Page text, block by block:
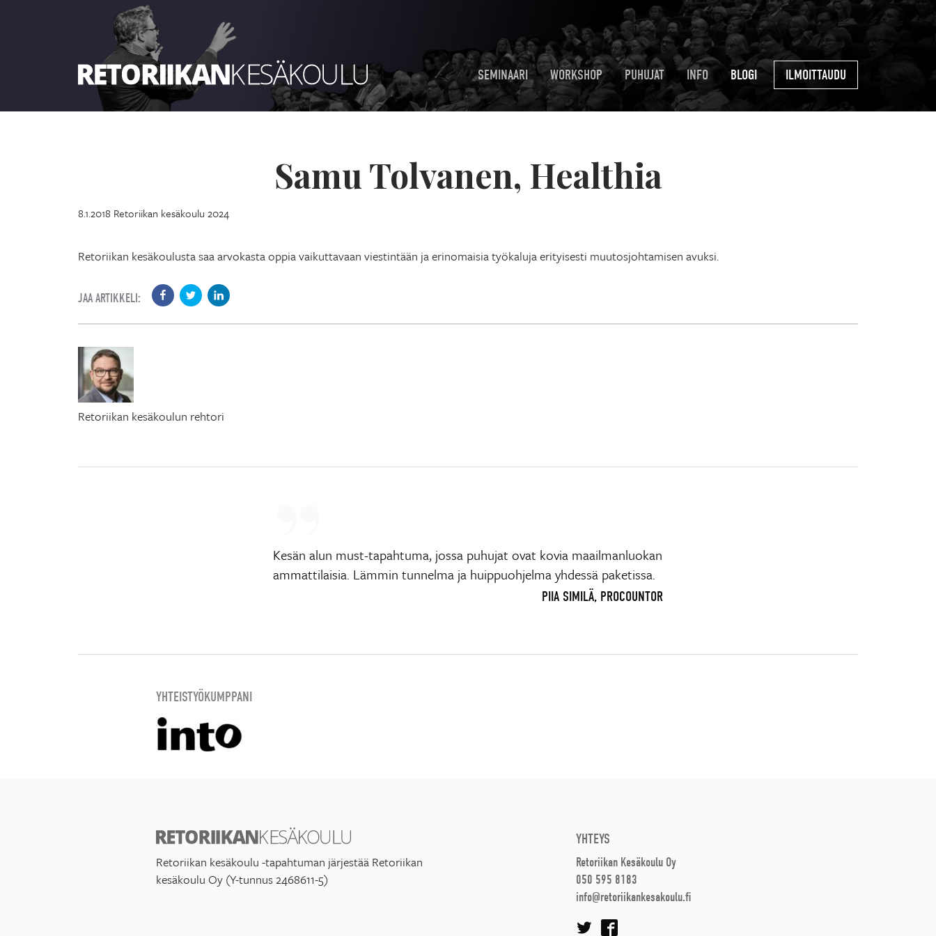
SEMINAARI WORKSHOP PUHUJAT INFO BLOGI ILMOITTAUDU
Samu Tolvanen, Healthia
8.1.2018 Retoriikan kesäkoulu 2024
Retoriikan kesäkoulusta saa arvokasta oppia vaikuttavaan viestintään ja erinomaisia työkaluja erityisesti muutosjohtamisen avuksi.
JAA ARTIKKELI:
Retoriikan kesäkoulun rehtori
Kesän alun must-tapahtuma, jossa puhujat ovat kovia maailmanluokan
ammattilaisia. Lämmin tunnelma ja huippuohjelma yhdessä paketissa.
PIIA SIMILÄ, PROCOUNTOR
YHTEISTYÖKUMPPANI
Retoriikan kesäkoulu -tapahtuman järjestää Retoriikan
kesäkoulu Oy (Y-tunnus 2468611-5)
YHTEYS
Retoriikan Kesäkoulu Oy
050 595 8183
info@retoriikankesakoulu.fi